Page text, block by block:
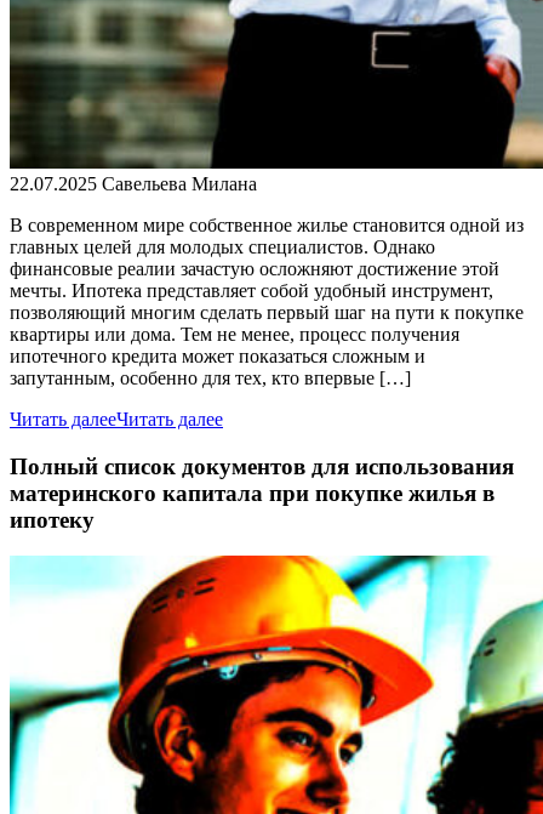
22.07.2025 Савельева Милана
В современном мире собственное жилье становится одной из
главных целей для молодых специалистов. Однако
финансовые реалии зачастую осложняют достижение этой
мечты. Ипотека представляет собой удобный инструмент,
позволяющий многим сделать первый шаг на пути к покупке
квартиры или дома. Тем не менее, процесс получения
ипотечного кредита может показаться сложным и
запутанным, особенно для тех, кто впервые […]
Читать далееЧитать далее
Полный список документов для использования
материнского капитала при покупке жилья в
ипотеку